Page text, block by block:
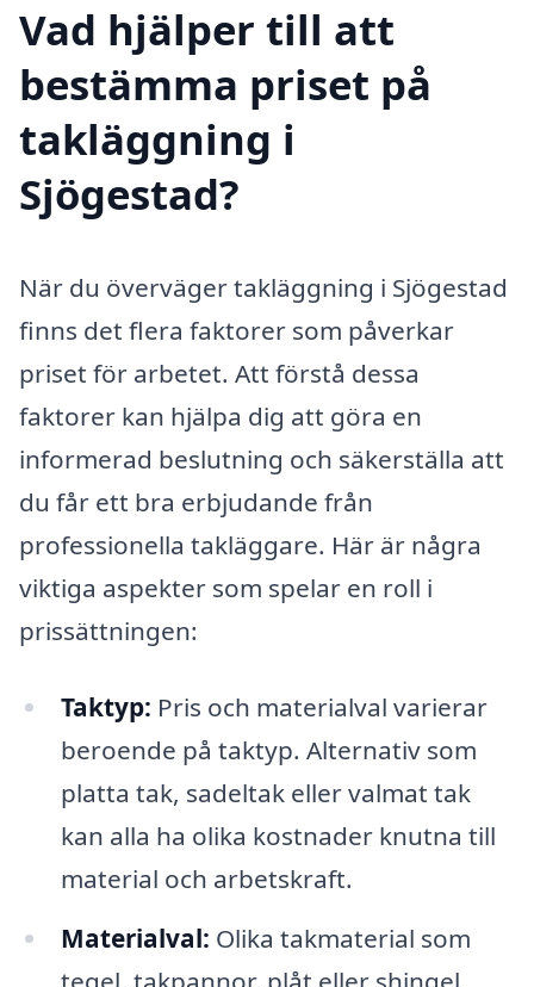
Vad hjälper till att
bestämma priset på
takläggning i
Sjögestad?
När du överväger takläggning i Sjögestad
finns det flera faktorer som påverkar
priset för arbetet. Att förstå dessa
faktorer kan hjälpa dig att göra en
informerad beslutning och säkerställa att
du får ett bra erbjudande från
professionella takläggare. Här är några
viktiga aspekter som spelar en roll i
prissättningen:
Taktyp: Pris och materialval varierar
beroende på taktyp. Alternativ som
platta tak, sadeltak eller valmat tak
kan alla ha olika kostnader knutna till
material och arbetskraft.
Materialval: Olika takmaterial som